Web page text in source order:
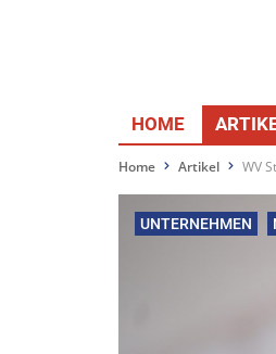
HOME
Home Artikel WV
UNTERNEHMEN